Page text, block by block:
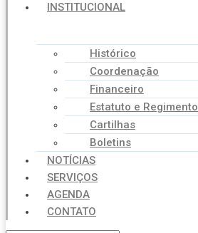
INSTITUCIONAL
Histórico
Coordenação
Financeiro
Estatuto e Regimento
Cartilhas
Boletins
NOTÍCIAS
SERVIÇOS
AGENDA
CONTATO